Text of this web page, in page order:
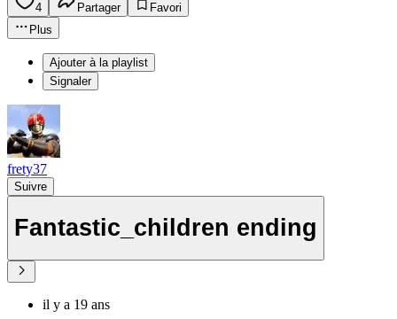
4 Partager
Favori
Plus
Ajouter à la playlist
Signaler
frety37
Suivre
Fantastic_children ending
il y a 19 ans